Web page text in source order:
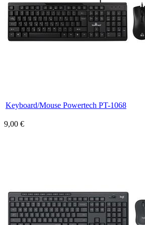
Keyboard/Mouse Powertech PT-1068
9,00 €